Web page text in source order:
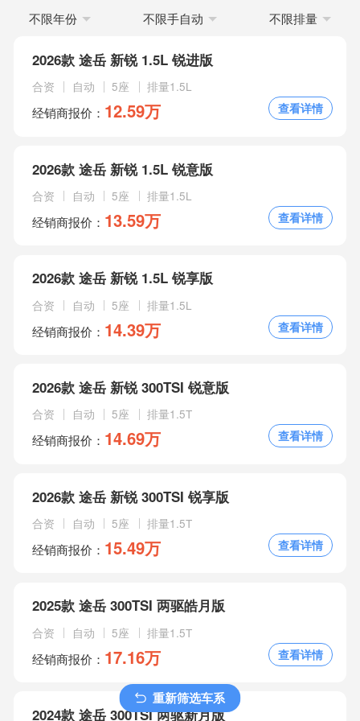
途
岳
分
车
不限年份 不限手自动 不限排量
重新筛选车系
2026款 途岳 新锐 1.5L 锐进版
合资 自动 5座 排量1.5L
经销商报价： 12.59万 查看详情
2026款 途岳 新锐 1.5L 锐意版
合资 自动 5座 排量1.5L
经销商报价： 13.59万 查看详情
2026款 途岳 新锐 1.5L 锐享版
合资 自动 5座 排量1.5L
经销商报价： 14.39万 查看详情
2026款 途岳 新锐 300TSI 锐意版
合资 自动 5座 排量1.5T
经销商报价： 14.69万 查看详情
2026款 途岳 新锐 300TSI 锐享版
合资 自动 5座 排量1.5T
经销商报价： 15.49万 查看详情
2025款 途岳 300TSI 两驱皓月版
合资 自动 5座 排量1.5T
经销商报价： 17.16万 查看详情
2024款 途岳 300TSI 两驱新月版